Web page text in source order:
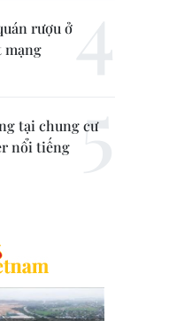
rượu ở
mạng
tại chung cư
nổi tiếng